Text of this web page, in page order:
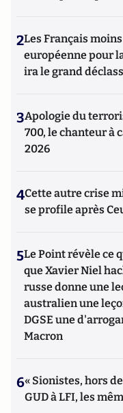
2Les Français
européenne pour
ira le grand
3Apologie du
700, le chanteur à
2026
4Cette autre crise
se profile après
5Le Point révèle ce
que Xavier Niel
russe donne une
australien une
DGSE une
Macron
6« Sionistes, hors
GUD à LFI, les